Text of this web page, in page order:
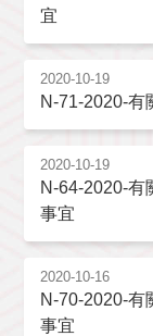
宜
2020-10-19
N-71-2020-有
2020-10-19
N-64-2020-有
事宜
2020-10-16
N-70-2020-有
事宜